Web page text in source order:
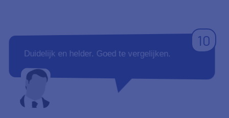
10
Duidelijk en helder. Goed te vergelijken.